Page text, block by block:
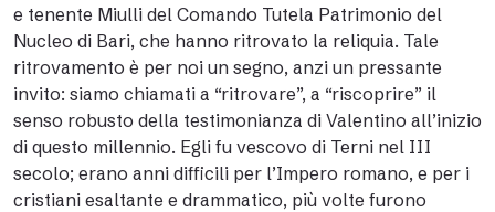
e tenente Miulli del Comando Tutela Patrimonio del
Nucleo di Bari, che hanno ritrovato la reliquia. Tale
ritrovamento è per noi un segno, anzi un pressante
invito: siamo chiamati a “ritrovare”, a “riscoprire” il
senso robusto della testimonianza di Valentino all’inizio
di questo millennio. Egli fu vescovo di Terni nel III
secolo; erano anni difficili per l’Impero romano, e per i
cristiani esaltante e drammatico, più volte furono